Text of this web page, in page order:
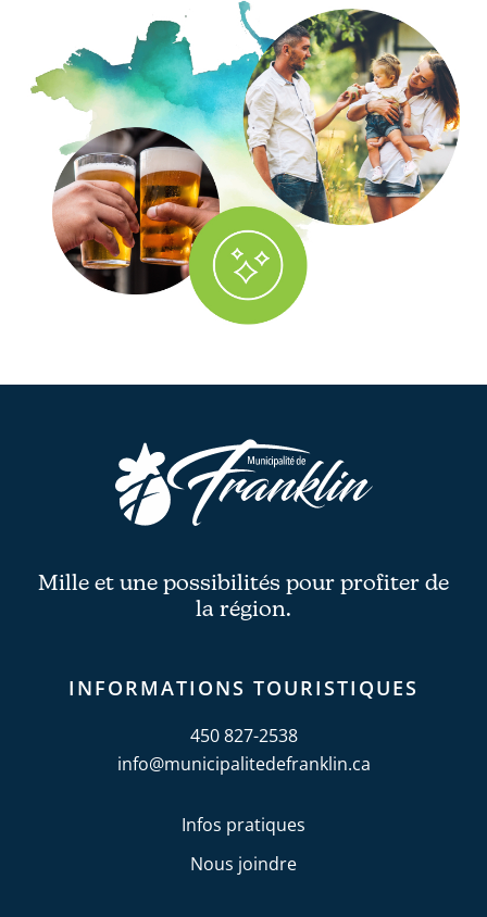
Mille et une possibilités pour profiter de
la région.
INFORMATIONS TOURISTIQUES
450 827-2538
info@municipalitedefranklin.ca
Infos pratiques
Nous joindre